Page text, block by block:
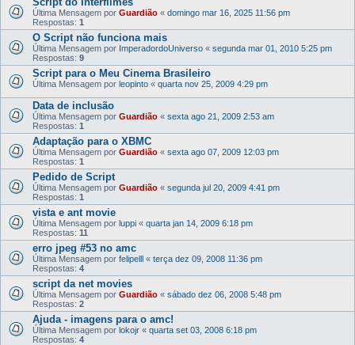
Última Mensagem por Guardião « domingo mar 16, 2025 11:56 pm
Respostas: 1
O Script não funciona mais
Última Mensagem por ImperadordoUniverso « segunda mar 01, 2010 5:25 pm
Respostas: 9
Script para o Meu Cinema Brasileiro
Última Mensagem por leopinto « quarta nov 25, 2009 4:29 pm
Data de inclusão
Última Mensagem por Guardião « sexta ago 21, 2009 2:53 am
Respostas: 1
Adaptação para o XBMC
Última Mensagem por Guardião « sexta ago 07, 2009 12:03 pm
Respostas: 1
Pedido de Script
Última Mensagem por Guardião « segunda jul 20, 2009 4:41 pm
Respostas: 1
vista e ant movie
Última Mensagem por luppi « quarta jan 14, 2009 6:18 pm
Respostas: 11
erro jpeg #53 no amc
Última Mensagem por felipelll « terça dez 09, 2008 11:36 pm
Respostas: 4
script da net movies
Última Mensagem por Guardião « sábado dez 06, 2008 5:48 pm
Respostas: 2
Ajuda - imagens para o amc!
Última Mensagem por lokojr « quarta set 03, 2008 6:18 pm
Respostas: 4